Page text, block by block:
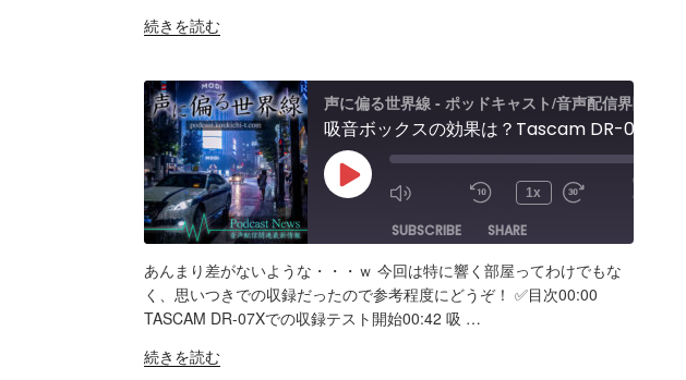
Pro
ビ
ュ
ー
エ
フ
ェ
ク
ト
＆
ノ
イ
ャ
EMBED
"Elgato
PRO
試
し
て
み
た！
ど
ん
な
製
ポ
続きを読む
声に偏る世界線 - ポッドキャスト/音声配信界隈
Play
1x
00:00
/
SUBSCRIBE
SHARE
Amazon Apple Podcasts
RSS
Spotify
RSS FEED
SHARE
あんまり差がないような・・・ｗ 今回は特に響く部屋ってわけでもな
く、思いつきでの収録だったので参考程度にどうぞ！ ✅️目次00:00
TASCAM DR-07Xでの収録テスト開始00:42 吸 …
"吸
続きを読む